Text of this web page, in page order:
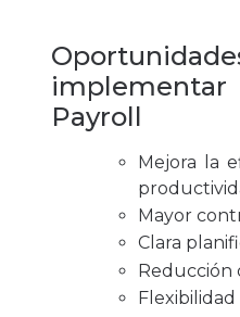
implementar
Payroll
Mejora la
Mayor
Clara
Reducción
Flexibilidad